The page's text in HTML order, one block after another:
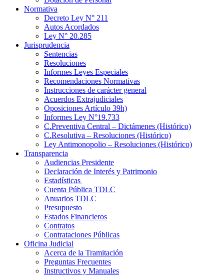
Normativa
Decreto Ley N° 211
Autos Acordados
Ley N° 20.285
Jurisprudencia
Sentencias
Resoluciones
Informes Leyes Especiales
Recomendaciones Normativas
Instrucciones de carácter general
Acuerdos Extrajudiciales
Oposiciones Artículo 39h)
Informes Ley N°19.733
C.Preventiva Central – Dictámenes (Histórico)
C.Resolutiva – Resoluciones (Histórico)
Ley Antimonopolio – Resoluciones (Histórico)
Transparencia
Audiencias Presidente
Declaración de Interés y Patrimonio
Estadísticas
Cuenta Pública TDLC
Anuarios TDLC
Presupuesto
Estados Financieros
Contratos
Contrataciones Públicas
Oficina Judicial
Acerca de la Tramitación
Preguntas Frecuentes
Instructivos y Manuales